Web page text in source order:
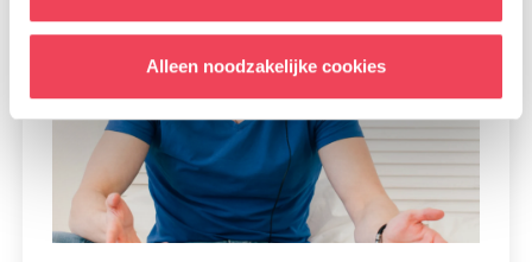
Alleen noodzakelijke cookies